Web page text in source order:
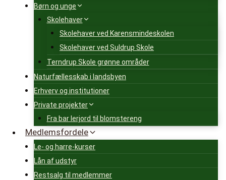
Børn og unge
Skolehaver
Skolehaver ved Karensmindeskolen
Skolehaver ved Suldrup Skole
Terndrup Skole grønne områder
Naturfællesskab i landsbyen
Erhverv og institutioner
Private projekter
Fra bar lerjord til blomstereng
Medlemsfordele
Le- og harre-kurser
Lån af udstyr
Restsalg til medlemmer